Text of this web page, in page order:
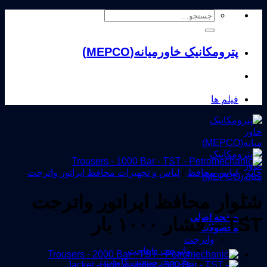
Skip
جستجو
پترومکانیک خاورمیانه(MEPCO)
فیلم ها
صفحه اصلی
محصولات
واترجت
واترجت دایناجت
واترجت صنعتی کامات
خانه / لباس محافظ / لباس و تجهیزات محافظ اپراتور واترجت
شلوار محافظ اپراتور واترجت
TST – فشار ۱۰۰۰ بار